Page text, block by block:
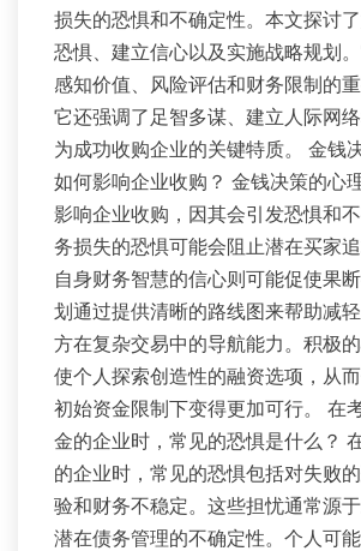
损失的恐惧和不确定性。本文探讨
恐惧、建立信心以及实施战略规划
感知价值、风险评估和财务限制的
它还强调了足智多谋、建立人际网
为成功收购企业的关键特质。 金钱
如何影响企业收购？ 金钱决策的心
影响企业收购，因其会引发恐惧和
务损失的恐惧可能会阻止潜在买家
自身财务智慧的信心则可能促使果
划通过提供清晰的路线图来帮助减
方在复杂交易中的导航能力。积极
使个人探索创造性的融资选项，从
初始资金限制下变得更加可行。 在
金的企业时，常见的恐惧是什么？
的企业时，常见的恐惧包括对失败
验和财务不稳定。这些担忧通常源
潜在债务管理的不确定性。个人可